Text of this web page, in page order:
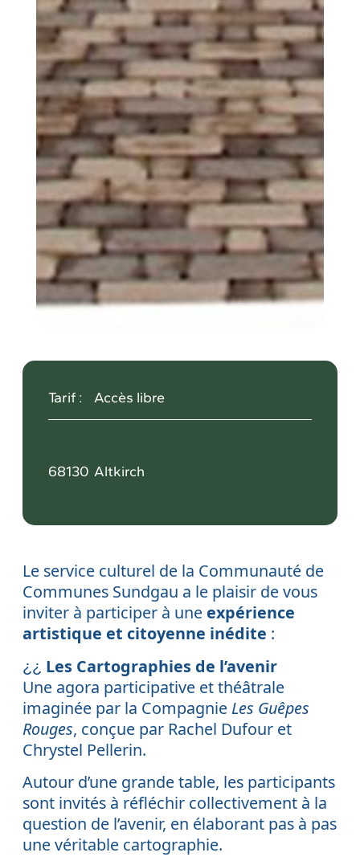
Tarif : Accès libre
68130 Altkirch
Le service culturel de la Communauté de
Communes Sundgau a le plaisir de vous
inviter à participer à une expérience
artistique et citoyenne inédite :
¿¿ Les Cartographies de l’avenir
Une agora participative et théâtrale
imaginée par la Compagnie Les Guêpes
Rouges, conçue par Rachel Dufour et
Chrystel Pellerin.
Autour d’une grande table, les participants
sont invités à réfléchir collectivement à la
question de l’avenir, en élaborant pas à pas
une véritable cartographie.